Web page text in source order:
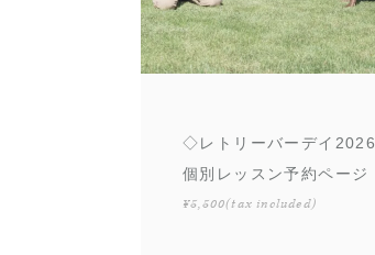
◇レトリーバーデイ2026
個別レッスン予約ページ
¥5,500(tax included)